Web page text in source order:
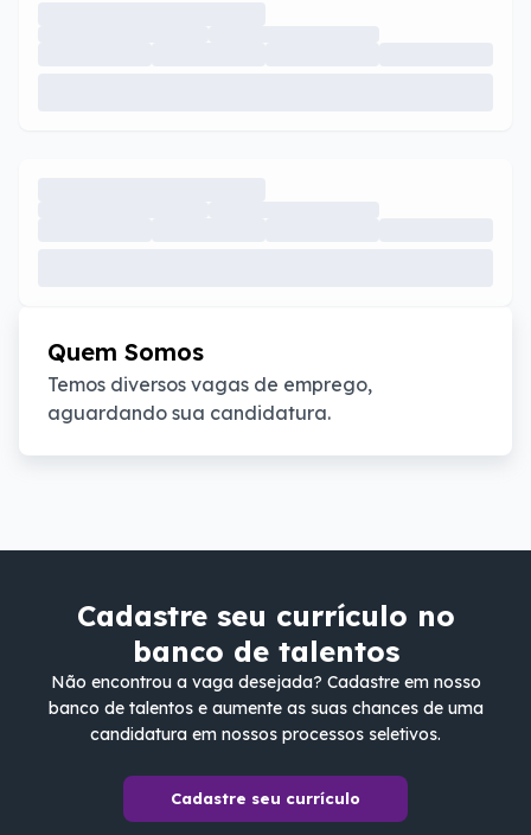
Quem Somos
Temos diversos vagas de emprego,
aguardando sua candidatura.
Cadastre seu currículo no
banco de talentos
Não encontrou a vaga desejada? Cadastre em nosso
banco de talentos e aumente as suas chances de uma
candidatura em nossos processos seletivos.
Cadastre seu currículo